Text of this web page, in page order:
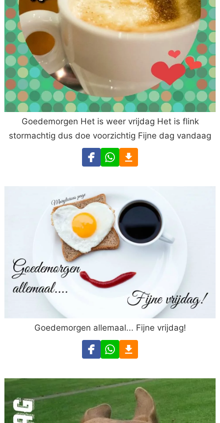
Goedemorgen Het is weer vrijdag Het is flink
stormachtig dus doe voorzichtig Fijne dag vandaag
Goedemorgen allemaal... Fijne vrijdag!